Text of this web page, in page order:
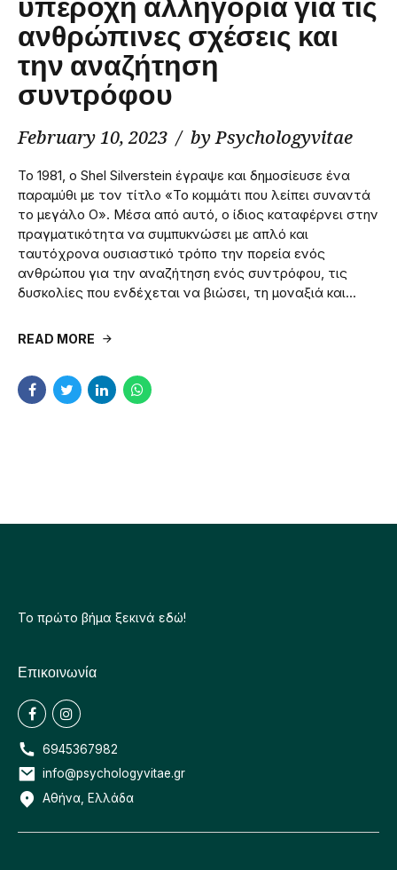
ανθρώπινες σχέσεις και
την αναζήτηση
συντρόφου
February 10, 2023 by Psychologyvitae
Το 1981, ο Shel Silverstein έγραψε και δημοσίευσε ένα
παραμύθι με τον τίτλο «Το κομμάτι που λείπει συναντά
το μεγάλο Ο». Μέσα από αυτό, ο ίδιος καταφέρνει στην
πραγματικότητα να συμπυκνώσει με απλό και
ταυτόχρονα ουσιαστικό τρόπο την πορεία ενός
ανθρώπου για την αναζήτηση ενός συντρόφου, τις
δυσκολίες που ενδέχεται να βιώσει, τη μοναξιά και...
READ MORE
Το πρώτο βήμα ξεκινά εδώ!
Επικοινωνία
6945367982
info@psychologyvitae.gr
Αθήνα, Ελλάδα